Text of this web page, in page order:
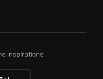
Inspirations